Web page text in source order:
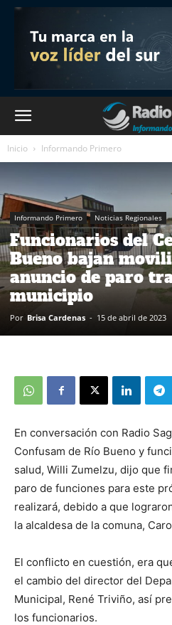
Inicio Informando Primero
Informando Primero Noticias Regionales
Funcionarios del
Bueno bajan
anuncio de paro
municipio
Por Brisa Cardenas - 15 de abril de 2023
En conversación con Radio
Confusam de Río Bueno y
salud, Willi Zumelzu, dijo que
paro de funciones para este
realizará, debido a que
la alcaldesa de la comuna,
El conflicto en cuestión, era
el cambio del director del
Municipal, René Triviño, así
los funcionarios.